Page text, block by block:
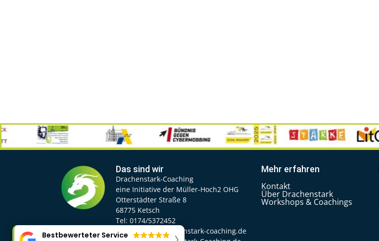
Das sind wir
Drachenstark-Coaching
eine Initiative der Müller-Hoch2 OHG
Otterstädter Straße 8
68775 Ketsch
Tel: 0174/5372452
E-Mail: info@drachenstark-coaching.de
Mehr erfahren
Kontakt
Über Drachenstark
Workshops & Coachings
Bestbewerteter Service